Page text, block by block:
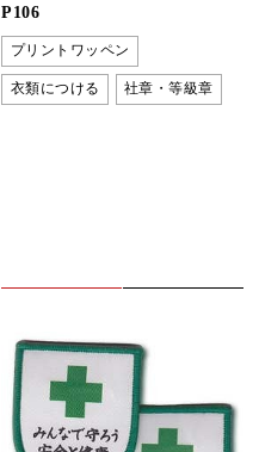
P106
プリントワッペン
衣類につける 社章・等級章